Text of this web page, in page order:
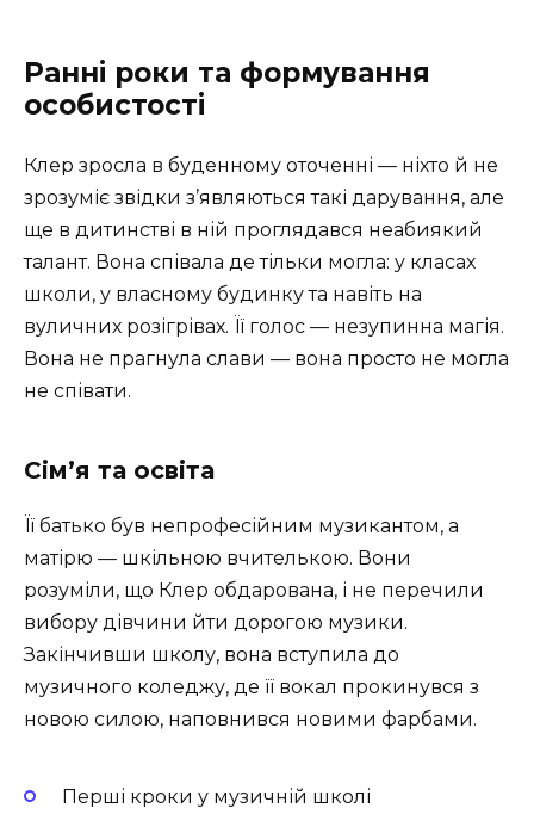
Ранні роки та формування
особистості
Клер зросла в буденному оточенні — ніхто й не
зрозуміє звідки з’являються такі дарування, але
ще в дитинстві в ній проглядався неабиякий
талант. Вона співала де тільки могла: у класах
школи, у власному будинку та навіть на
вуличних розігрівах. Її голос — незупинна магія.
Вона не прагнула слави — вона просто не могла
не співати.
Сім’я та освіта
Її батько був непрофесійним музикантом, а
матірю — шкільною вчителькою. Вони
розуміли, що Клер обдарована, і не перечили
вибору дівчини йти дорогою музики.
Закінчивши школу, вона вступила до
музичного коледжу, де її вокал прокинувся з
новою силою, наповнився новими фарбами.
Перші кроки у музичній школі